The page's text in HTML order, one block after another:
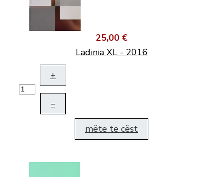
25,00 €
Ladinia XL - 2016
+
–
mëte te cëst